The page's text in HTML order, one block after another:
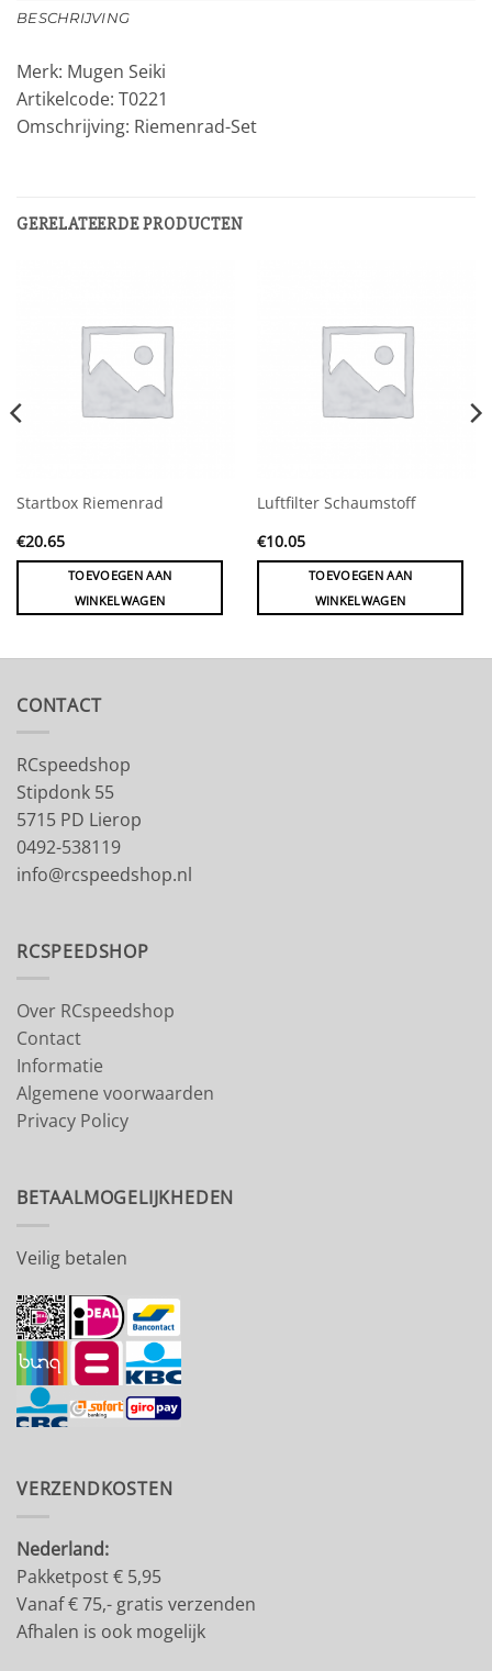
BESCHRIJVING
Merk: Mugen Seiki
Artikelcode: T0221
Omschrijving: Riemenrad-Set
GERELATEERDE PRODUCTEN
Startbox Riemenrad
€20.65
TOEVOEGEN AAN
WINKELWAGEN
Luftfilter Schaumstoff
€10.05
TOEVOEGEN AAN
WINKELWAGEN
CONTACT
RCspeedshop
Stipdonk 55
5715 PD Lierop
0492-538119
info@rcspeedshop.nl
RCSPEEDSHOP
Over RCspeedshop
Contact
Informatie
Algemene voorwaarden
Privacy Policy
BETAALMOGELIJKHEDEN
Veilig betalen
VERZENDKOSTEN
Nederland:
Pakketpost € 5,95
Vanaf € 75,- gratis verzenden
Afhalen is ook mogelijk